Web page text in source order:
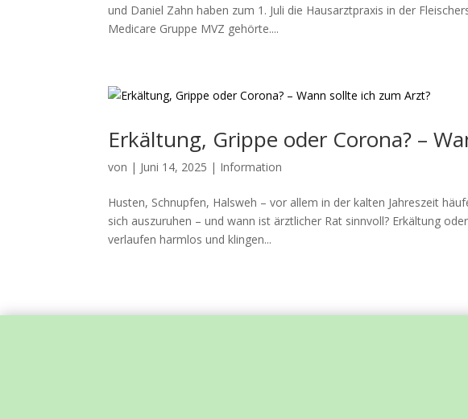
und Daniel Zahn haben zum 1. Juli die Hausarztpraxis in der
Medicare Gruppe MVZ gehörte....
Erkältung, Grippe oder Corona? –
von | Juni 14, 2025 | Information
Husten, Schnupfen, Halsweh – vor allem in der kalten Jahreszeit
sich auszuruhen – und wann ist ärztlicher Rat sinnvoll? Erkältung
verlaufen harmlos und klingen...